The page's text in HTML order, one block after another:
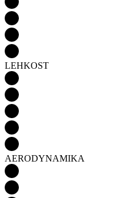
LEHKOST
AERODYNAMIKA